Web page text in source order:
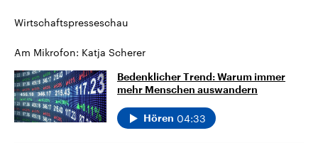
Wirtschaftspresseschau
Am Mikrofon: Katja Scherer
Bedenklicher Trend: Warum immer
mehr Menschen auswandern
Hören 04:33